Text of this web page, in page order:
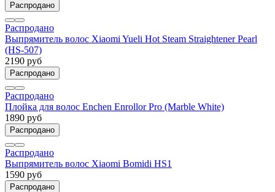
Распродано
Распродано
Выпрямитель волос Xiaomi Yueli Hot Steam Straightener Pearl
(HS-507)
2190 руб
Распродано
Распродано
Плойка для волос Enchen Enrollor Pro (Marble White)
1890 руб
Распродано
Распродано
Выпрямитель волос Xiaomi Bomidi HS1
1590 руб
Распродано